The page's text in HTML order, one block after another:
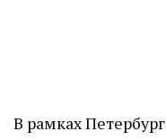
В рамках